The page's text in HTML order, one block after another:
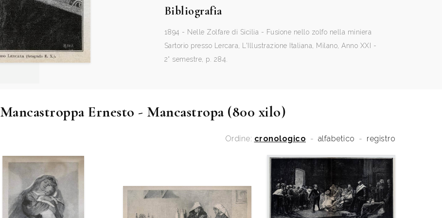
Bibliografia
1894 - Nelle Zolfare di Sicilia - Fusione nello zolfo nella miniera
Sartorio presso Lercara, L'Illustrazione Italiana, Milano, Anno XXI -
2° semestre, p. 284.
Mancastroppa Ernesto - Mancastropa (800 xilo)
Ordine: cronologico - alfabetico - registro